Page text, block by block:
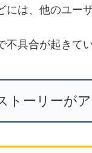
には、他のユー
不具合が起きて
トーリーが